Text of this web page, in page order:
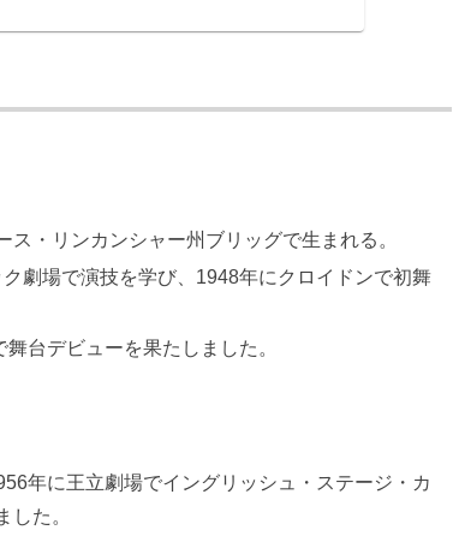
・リンカンシャー州ブリッグで生まれる。
劇場で演技を学び、1948年にクロイドンで初舞
台デビューを果たしました。
年に王立劇場でイングリッシュ・ステージ・カ
した。